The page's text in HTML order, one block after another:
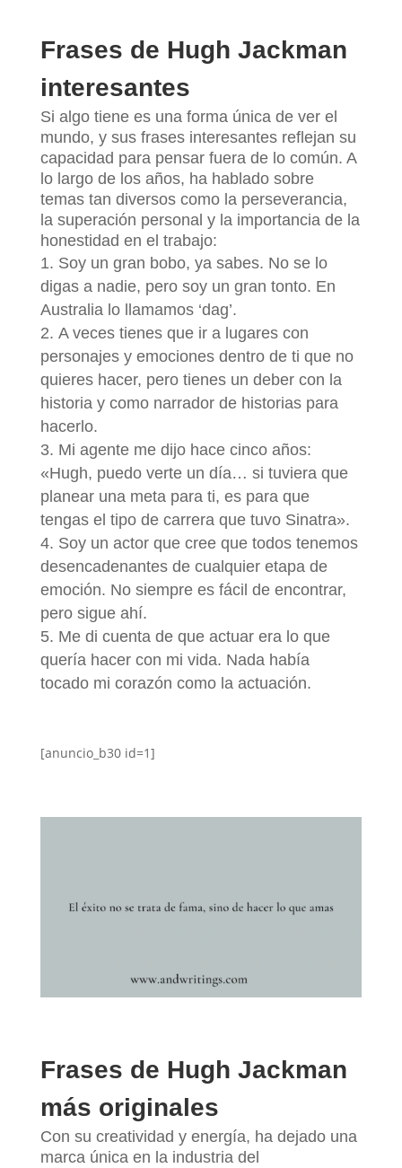
Frases de Hugh Jackman
interesantes
Si algo tiene es una forma única de ver el
mundo, y sus frases interesantes reflejan su
capacidad para pensar fuera de lo común. A
lo largo de los años, ha hablado sobre
temas tan diversos como la perseverancia,
la superación personal y la importancia de la
honestidad en el trabajo:
Soy un gran bobo, ya sabes. No se lo
digas a nadie, pero soy un gran tonto. En
Australia lo llamamos ‘dag’.
A veces tienes que ir a lugares con
personajes y emociones dentro de ti que no
quieres hacer, pero tienes un deber con la
historia y como narrador de historias para
hacerlo.
Mi agente me dijo hace cinco años:
«Hugh, puedo verte un día… si tuviera que
planear una meta para ti, es para que
tengas el tipo de carrera que tuvo Sinatra».
Soy un actor que cree que todos tenemos
desencadenantes de cualquier etapa de
emoción. No siempre es fácil de encontrar,
pero sigue ahí.
Me di cuenta de que actuar era lo que
quería hacer con mi vida. Nada había
tocado mi corazón como la actuación.
[anuncio_b30 id=1]
Frases de Hugh Jackman
más originales
Con su creatividad y energía, ha dejado una
marca única en la industria del